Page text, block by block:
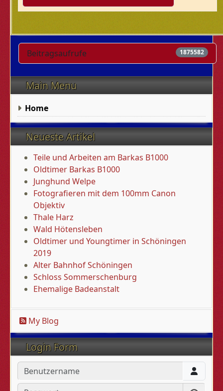
Main Menu
Home
Neueste Artikel
Teile und Arbeiten am Barkas B1000
Oldtimer Barkas B1000
Junghund Welpe
Fotografieren mit dem 100mm Canon
Objektiv
Thale Harz
Wald Hötensleben
Oldtimer und Youngtimer in Schöningen
2019
Alter Bahnhof Schöningen
Schloss Sommerschenburg
Ehemalige Badeanstalt
My Blog
Login Form
Benutzername
Passwort
Beitragsaufrufe 1875582